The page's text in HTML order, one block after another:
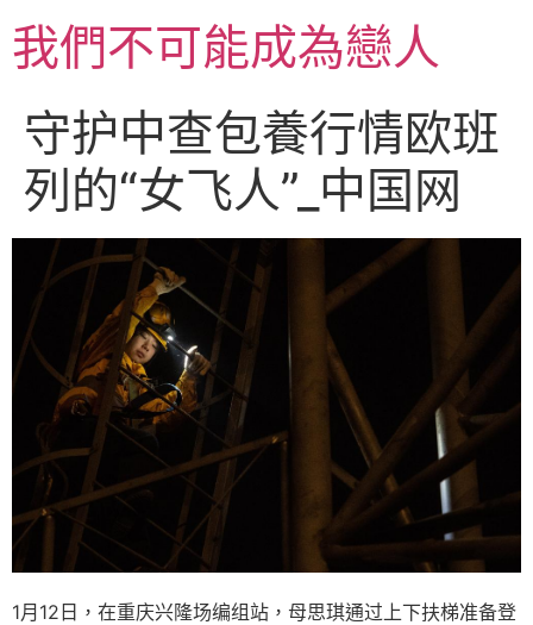
至
主我們不可能成為戀人
守护中查包養行情欧班
列的“女飞人”_中国网
1月12日，在重庆兴隆场编组站，母思琪通过上下扶梯准备登